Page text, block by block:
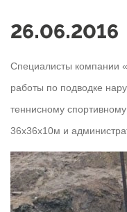
26.06.2016
Специалисты компании
работы по подводке
теннисному
36х36x10м и